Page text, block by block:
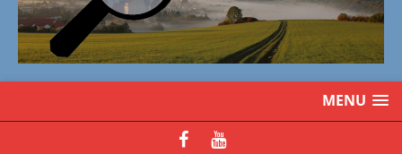
MENU